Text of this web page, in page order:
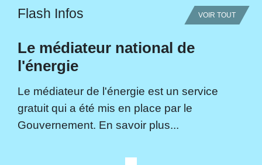
Flash Infos VOIR TOUT
Le médiateur national de
l'énergie
Le médiateur de l'énergie est un service
gratuit qui a été mis en place par le
Gouvernement. En savoir plus...